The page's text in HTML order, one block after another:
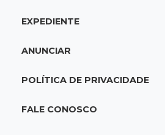
chance de chuva em MS
07:10Amor que acolhe
Eles cancelaram viagem à
EXPEDIENTE
ANUNCIAR
POLÍTICA DE PRIVACIDADE
FALE CONOSCO